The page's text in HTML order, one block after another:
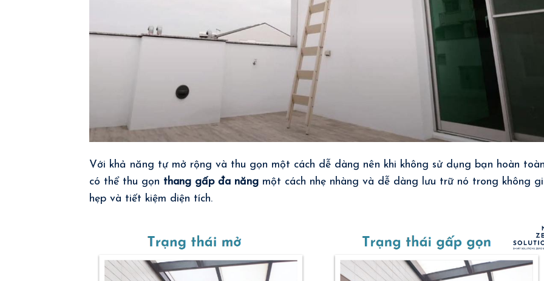
Với khả năng tự mở rộng và thu gọn một cách dễ dàng nên khi không sử dụng bạn hoàn
có thể thu gọn thang gấp đa năng một cách nhẹ nhàng và dễ dàng lưu trữ nó trong không
hẹp và tiết kiệm diện tích.